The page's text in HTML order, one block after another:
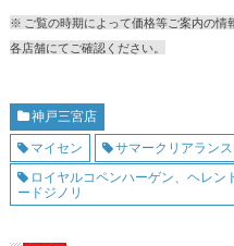
※ ご覧の時期によって価格等ご案内の情
各店舗にてご確認ください。
神戸三宮店
マイセン
サマークリアランス
ロイヤルコペンハーゲン、ヘレン
ードジノリ